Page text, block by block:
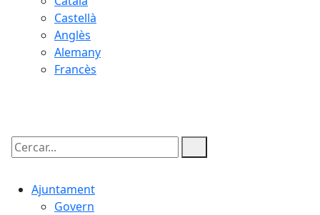
Castellà
Anglès
Alemany
Francès
Cercar:
Ajuntament
Govern